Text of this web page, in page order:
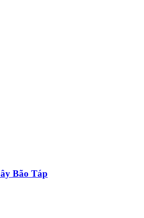
Bão Táp